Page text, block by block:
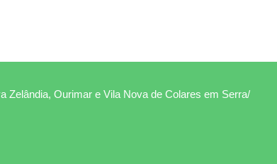
Zelândia, Ourimar e Vila Nova de Colares em Serra/